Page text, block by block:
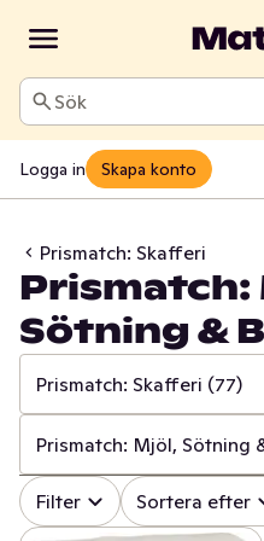
Sök
Logga in Skapa konto
Prismatch: Skafferi
Prismatch:
Sötning &
Prismatch: Skafferi (77)
✓ Alla (533)
✓ Prismatch: Frukt & Grönt
Prismatch: Mjöl, Sötning
✓ Alla (77)
Filter Sortera efter